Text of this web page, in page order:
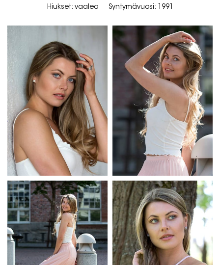
Hiukset: vaalea
Syntymävuosi: 1991